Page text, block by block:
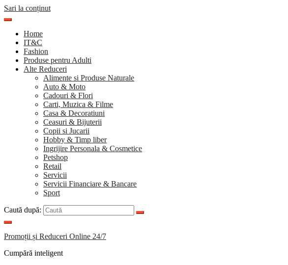
Sari la conținut
Home
IT&C
Fashion
Produse pentru Adulti
Alte Reduceri
Alimente si Produse Naturale
Auto & Moto
Cadouri & Flori
Carti, Muzica & Filme
Casa & Decoratiuni
Ceasuri & Bijuterii
Copii si Jucarii
Hobby & Timp liber
Ingrijire Personala & Cosmetice
Petshop
Retail
Servicii
Servicii Financiare & Bancare
Sport
Caută după:
Promoții și Reduceri Online 24/7
Cumpără inteligent